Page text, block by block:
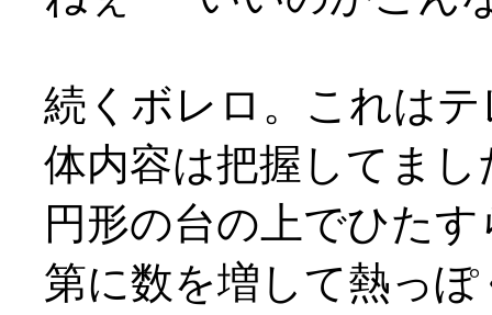
続くボレロ。これは
体内容は把握してまし
円形の台の上でひた
第に数を増して熱っ